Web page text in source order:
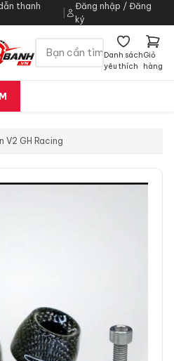
thanh
Đăng nhập / Đăng
ký
Danh sách
yêu thích
Giỏ
hàng
V2 GH Racing